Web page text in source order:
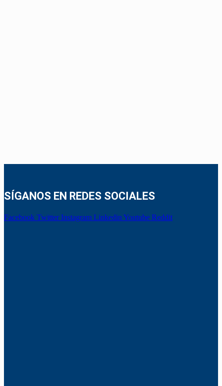
SÍGANOS EN REDES SOCIALES
Facebook Twitter Instagram Linkedin Youtube Reddit